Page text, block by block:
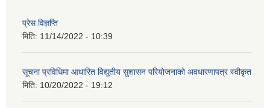
प्रेस विज्ञप्ति
मिति: 11/14/2022 - 10:39
सूचना प्रविधिमा आधारित विद्यूतीय सुशासन परियाेजनाकाे अवधारणापत्र स्वीकृत
मिति: 10/20/2022 - 19:12